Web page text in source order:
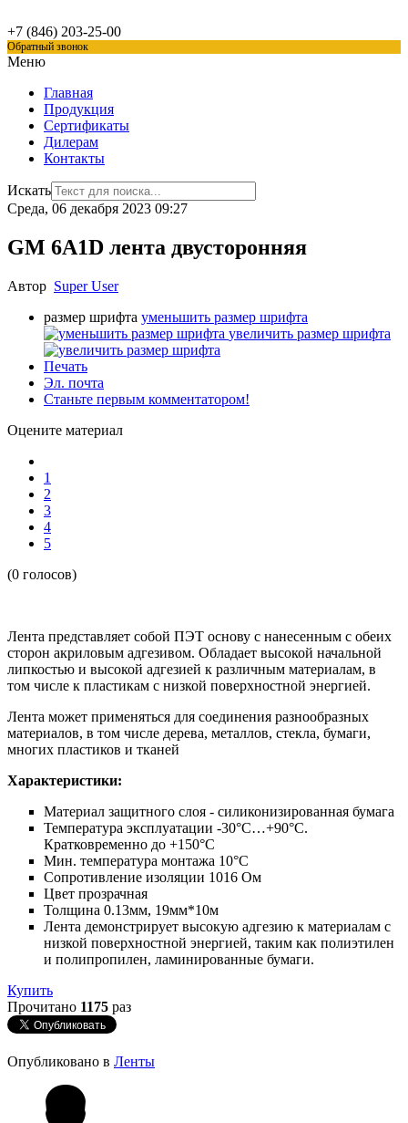
+7 (846) 203-25-00
Обратный звонок
Меню
Главная
Продукция
Сертификаты
Дилерам
Контакты
Искать
Среда, 06 декабря 2023 09:27
GM 6A1D лента двусторонняя
Автор Super User
размер шрифта уменьшить размер шрифта
увеличить размер шрифта
Печать
Эл. почта
Станьте первым комментатором!
Оцените материал
1
2
3
4
5
(0 голосов)
Лента представляет собой ПЭТ основу с нанесенным с обеих
сторон акриловым адгезивом. Обладает высокой начальной
липкостью и высокой адгезией к различным материалам, в
том числе к пластикам с низкой поверхностной энергией.
Лента может применяться для соединения разнообразных
материалов, в том числе дерева, металлов, стекла, бумаги,
многих пластиков и тканей
Характеристики:
Материал защитного слоя - силиконизированная бумага
Температура эксплуатации -30°C…+90°C.
Кратковременно до +150°С
Мин. температура монтажа 10°C
Сопротивление изоляции 1016 Ом
Цвет прозрачная
Толщина 0.13мм, 19мм*10м
Лента демонстрирует высокую адгезию к материалам с
низкой поверхностной энергией, таким как полиэтилен
и полипропилен, ламинированные бумаги.
Купить
Прочитано 1175 раз
Опубликовано в Ленты